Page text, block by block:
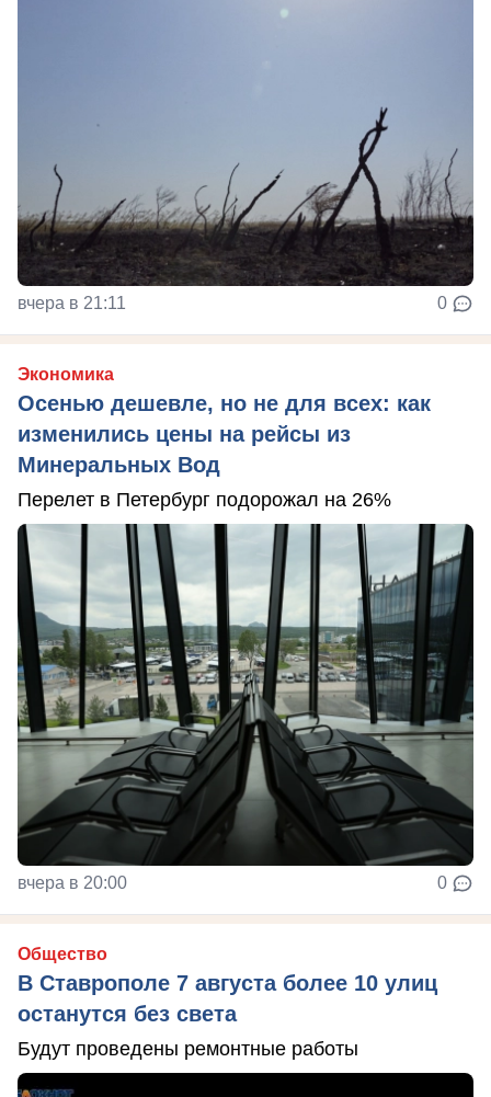
вчера в 21:11 0
Экономика
Осенью дешевле, но не для всех: как
изменились цены на рейсы из
Минеральных Вод
Перелет в Петербург подорожал на 26%
вчера в 20:00 0
Общество
В Ставрополе 7 августа более 10 улиц
останутся без света
Будут проведены ремонтные работы